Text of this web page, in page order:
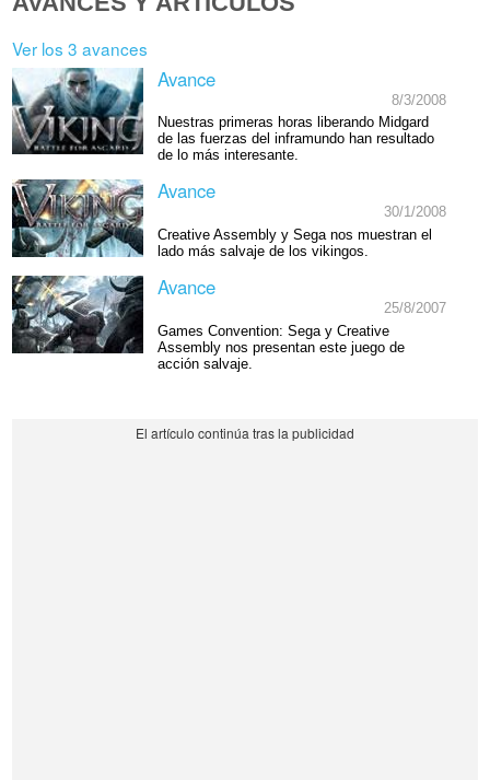
Ver los 3 avances
Avance
8/3/2008
Nuestras primeras horas liberando Midgard
de las fuerzas del inframundo han resultado
de lo más interesante.
Avance
30/1/2008
Creative Assembly y Sega nos muestran el
lado más salvaje de los vikingos.
Avance
25/8/2007
Games Convention: Sega y Creative
Assembly nos presentan este juego de
acción salvaje.